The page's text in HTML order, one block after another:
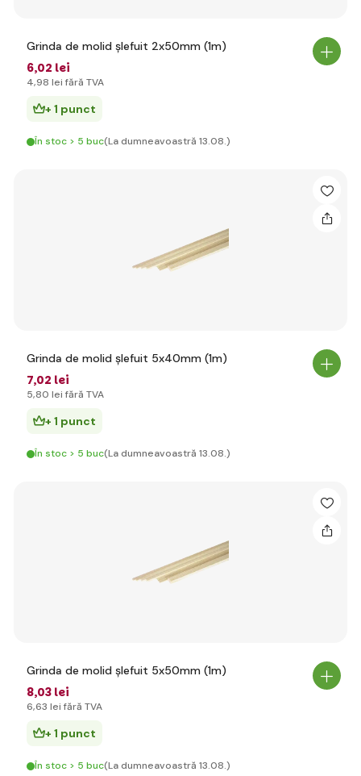
Grinda de molid șlefuit 2x50mm (1m)
6,02 lei
4,98 lei fără TVA
+ 1 punct
În stoc > 5 buc(La dumneavoastră 13.08.)
Grinda de molid șlefuit 5x40mm (1m)
7,02 lei
5,80 lei fără TVA
+ 1 punct
În stoc > 5 buc(La dumneavoastră 13.08.)
Grinda de molid șlefuit 5x50mm (1m)
8,03 lei
6,63 lei fără TVA
+ 1 punct
În stoc > 5 buc(La dumneavoastră 13.08.)